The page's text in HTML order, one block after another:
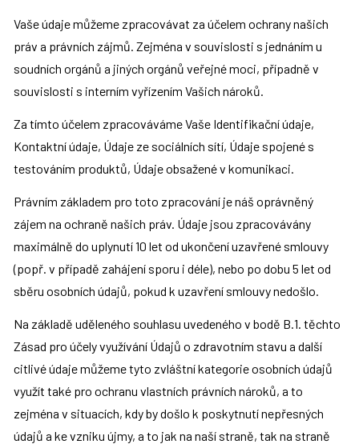
Vaše údaje můžeme zpracovávat za účelem ochrany našich
práv a právních zájmů. Zejména v souvislosti s jednáním u
soudních orgánů a jiných orgánů veřejné moci, případně v
souvislosti s interním vyřízením Vašich nároků.
Za tímto účelem zpracováváme Vaše Identifikační údaje,
Kontaktní údaje, Údaje ze sociálních sítí, Údaje spojené s
testováním produktů, Údaje obsažené v komunikaci.
Právním základem pro toto zpracování je náš oprávněný
zájem na ochraně našich práv. Údaje jsou zpracovávány
maximálně do uplynutí 10 let od ukončení uzavřené smlouvy
(popř. v případě zahájení sporu i déle), nebo po dobu 5 let od
sběru osobních údajů, pokud k uzavření smlouvy nedošlo.
Na základě uděleného souhlasu uvedeného v bodě B.1. těchto
Zásad pro účely využívání Údajů o zdravotním stavu a další
citlivé údaje můžeme tyto zvláštní kategorie osobních údajů
využít také pro ochranu vlastních právních nároků, a to
zejména v situacích, kdy by došlo k poskytnutí nepřesných
údajů a ke vzniku újmy, a to jak na naší straně, tak na straně